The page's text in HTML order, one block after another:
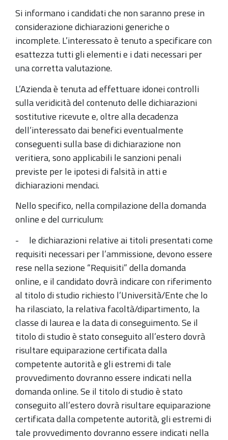
Si informano i candidati che non saranno prese in
considerazione dichiarazioni generiche o
incomplete. L’interessato è tenuto a specificare con
esattezza tutti gli elementi e i dati necessari per
una corretta valutazione.
L’Azienda è tenuta ad effettuare idonei controlli
sulla veridicità del contenuto delle dichiarazioni
sostitutive ricevute e, oltre alla decadenza
dell’interessato dai benefici eventualmente
conseguenti sulla base di dichiarazione non
veritiera, sono applicabili le sanzioni penali
previste per le ipotesi di falsità in atti e
dichiarazioni mendaci.
Nello specifico, nella compilazione della domanda
online e del curriculum:
- le dichiarazioni relative ai titoli presentati come
requisiti necessari per l’ammissione, devono essere
rese nella sezione “Requisiti” della domanda
online, e il candidato dovrà indicare con riferimento
al titolo di studio richiesto l’Università/Ente che lo
ha rilasciato, la relativa facoltà/dipartimento, la
classe di laurea e la data di conseguimento. Se il
titolo di studio è stato conseguito all’estero dovrà
risultare equiparazione certificata dalla
competente autorità e gli estremi di tale
provvedimento dovranno essere indicati nella
domanda online. Se il titolo di studio è stato
conseguito all’estero dovrà risultare equiparazione
certificata dalla competente autorità, gli estremi di
tale provvedimento dovranno essere indicati nella